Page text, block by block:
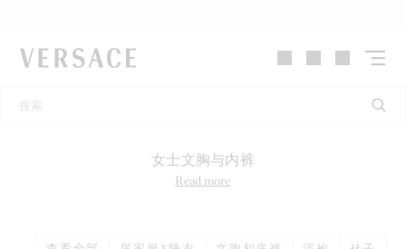
VERSACE | 主页
女士文胸与内裤
Read more